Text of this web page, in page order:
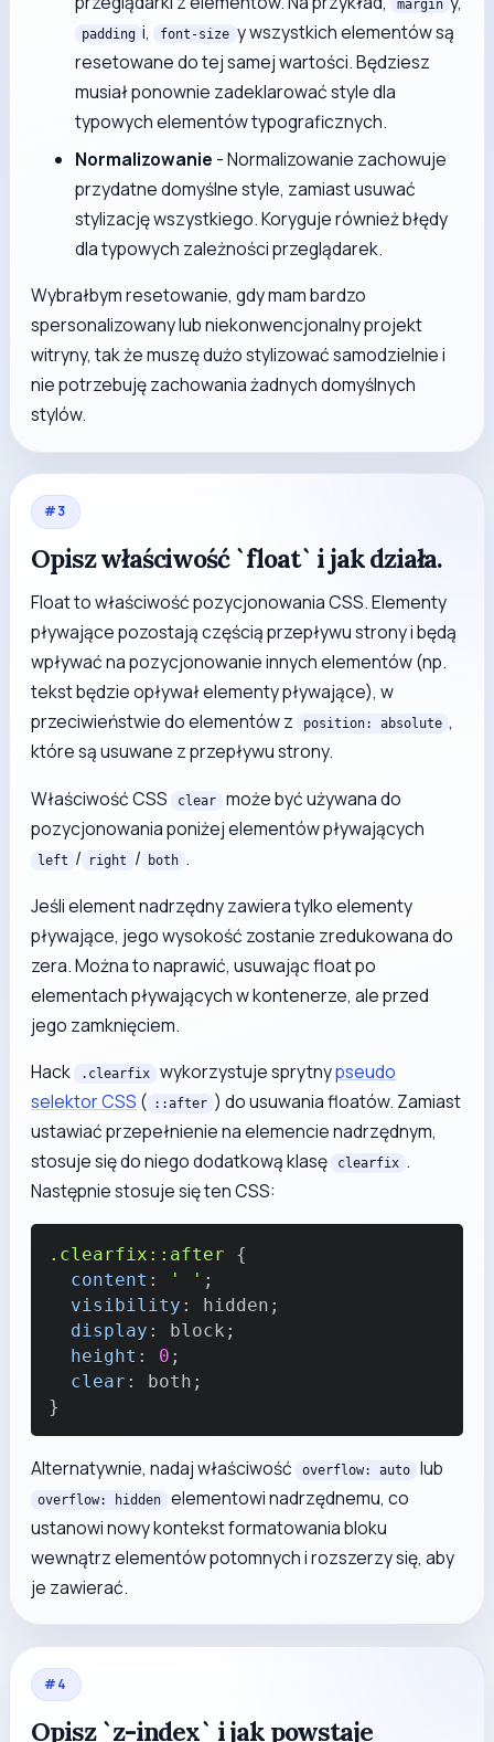
margin
padding i, font-size y wszystkich elementów są
resetowane do tej samej wartości. Będziesz
musiał ponownie zadeklarować style dla
typowych elementów typograficznych.
Normalizowanie - Normalizowanie zachowuje
przydatne domyślne style, zamiast usuwać
stylizację wszystkiego. Koryguje również błędy
dla typowych zależności przeglądarek.
Wybrałbym resetowanie, gdy mam bardzo
spersonalizowany lub niekonwencjonalny projekt
witryny, tak że muszę dużo stylizować samodzielnie i
nie potrzebuję zachowania żadnych domyślnych
stylów.
#3
Opisz właściwość `float` i jak działa.
Float to właściwość pozycjonowania CSS. Elementy
pływające pozostają częścią przepływu strony i będą
wpływać na pozycjonowanie innych elementów (np.
tekst będzie opływał elementy pływające), w
przeciwieństwie do elementów z
position: absolute ,
które są usuwane z przepływu strony.
Właściwość CSS
clear
może być używana do
pozycjonowania poniżej elementów pływających
left / right / both .
Jeśli element nadrzędny zawiera tylko elementy
pływające, jego wysokość zostanie zredukowana do
zera. Można to naprawić, usuwając float po
elementach pływających w kontenerze, ale przed
jego zamknięciem.
Hack
.clearfix wykorzystuje sprytnypseudo
selektor CSS ( ::after ) do usuwania floatów. Zamiast
ustawiać przepełnienie na elemencie nadrzędnym,
stosuje się do niego dodatkową klasę
clearfix .
Następnie stosuje się ten CSS:
.clearfix ::after
{
content : ' ' ;
visibility : hidden ;
display : block ;
height : 0 ;
clear : both ;
}
Alternatywnie, nadaj właściwość overflow: auto lub
overflow: hidden
elementowi nadrzędnemu, co
ustanowi nowy kontekst formatowania bloku
wewnątrz elementów potomnych i rozszerzy się, aby
je zawierać.
#4
Opisz `z-index` i jak powstaje